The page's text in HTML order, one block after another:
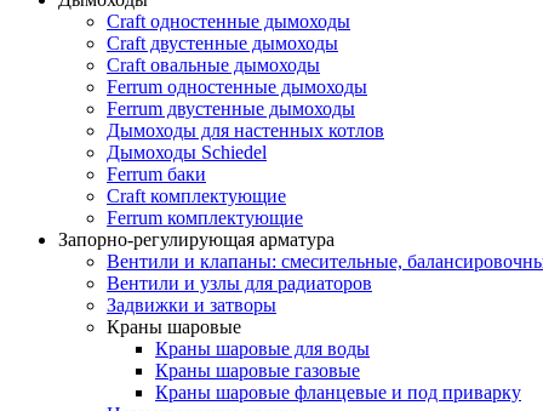
Craft одностенные дымоходы
Craft двустенные дымоходы
Craft овальные дымоходы
Ferrum одностенные дымоходы
Ferrum двустенные дымоходы
Дымоходы для настенных котлов
Дымоходы Schiedel
Ferrum баки
Craft комплектующие
Ferrum комплектующие
Запорно-регулирующая арматура
Вентили и клапаны: смесительные,
Вентили и узлы для радиаторов
Задвижки и затворы
Краны шаровые
Краны шаровые для воды
Краны шаровые газовые
Краны шаровые фланцевые и под приварку